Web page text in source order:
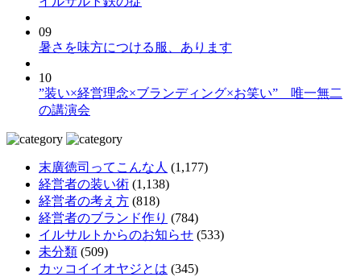
09
暑さを味方につける服、あります
10
”装い×経営理念×ブランディング×お笑い” 唯一無二
の講演会
末廣徳司ってこんな人 (1,177)
経営者の装い術 (1,138)
経営者の考え方 (818)
経営者のブランド作り (784)
イルサルトからのお知らせ (533)
未分類 (509)
カッコイイオヤジとは (345)